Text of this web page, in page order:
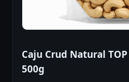
Caju Crud Natural TOP
500g